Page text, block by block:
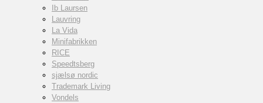
Ib Laursen
Lauvring
La Vida
Minifabrikken
RICE
Speedtsberg
sjælsø nordic
Trademark Living
Vondels